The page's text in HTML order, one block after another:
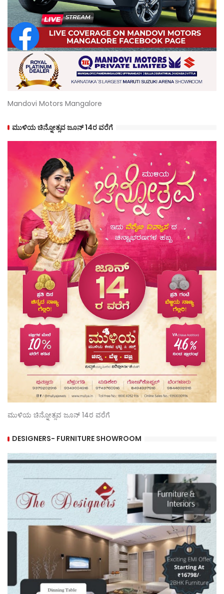
Mandovi Motors Mangalore
ಮುಳಿಯ ಚಿನ್ನೋತ್ಸವ ಜೂನ್ 14ರ ವರೆಗೆ
ಮುಳಿಯ ಚಿನ್ನೋತ್ಸವ ಜೂನ್ 14ರ ವರೆಗೆ
DESIGNERS- FURNITURE SHOWROOM